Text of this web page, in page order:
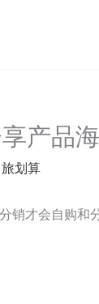
产品
旅划算
销才会自购和